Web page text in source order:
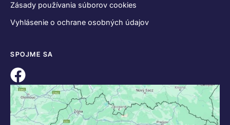
Zásady používania súborov cookies
Vyhlásenie o ochrane osobných údajov
SPOJME SA